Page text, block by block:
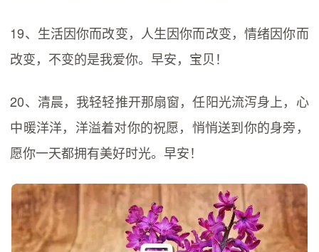
19、生活因你而改变，人生因你而改变，情绪因你而
改变，不变的是我爱你。早安，宝贝！
20、清晨，我轻轻推开那扇窗，任阳光流泻身上，心
中暖洋洋，洋溢着对你的祝愿，悄悄送到你的身旁，
愿你一天都拥有美好时光。早安！